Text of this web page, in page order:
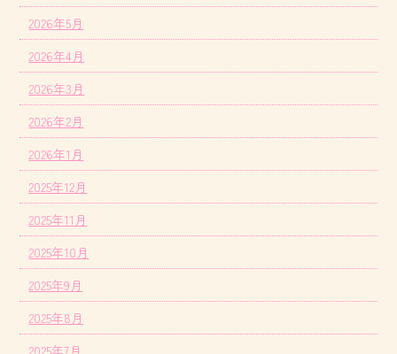
2026年5月
2026年4月
2026年3月
2026年2月
2026年1月
2025年12月
2025年11月
2025年10月
2025年9月
2025年8月
2025年7月